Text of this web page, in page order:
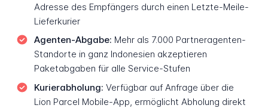
Adresse des Empfängers durch einen Letzte-Meile-
Lieferkurier
Agenten-Abgabe: Mehr als 7.000 Partneragenten-
Standorte in ganz Indonesien akzeptieren
Paketabgaben für alle Service-Stufen
Kurierabholung: Verfügbar auf Anfrage über die
Lion Parcel Mobile-App, ermöglicht Abholung direkt